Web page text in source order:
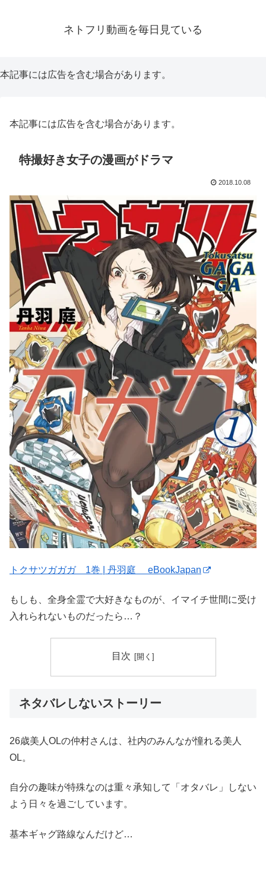
ネトフリ動画を毎日見ている
本記事には広告を含む場合があります。
本記事には広告を含む場合があります。
特撮好き女子の漫画がドラマ
2018.10.08
トクサツガガガ 1巻 | 丹羽庭 eBookJapan
もしも、全身全霊で大好きなものが、イマイチ世間に受け
入れられないものだったら…？
目次
ネタバレしないストーリー
26歳美人OLの仲村さんは、社内のみんなが憧れる美人
OL。
自分の趣味が特殊なのは重々承知して「オタバレ」しない
よう日々を過ごしています。
基本ギャグ路線なんだけど…